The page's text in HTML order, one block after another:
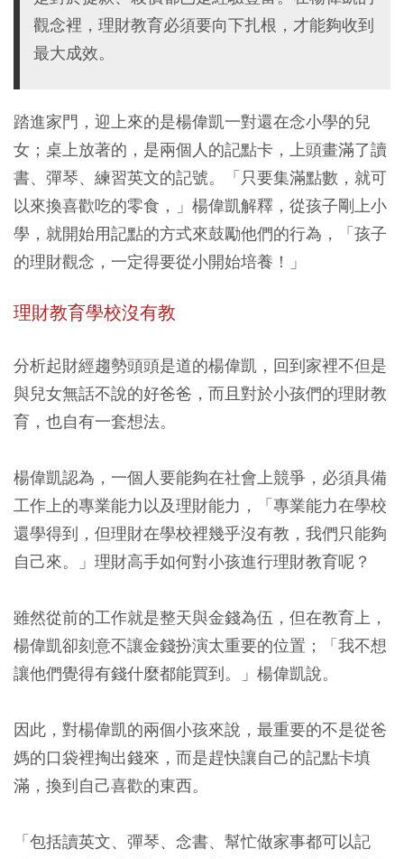
觀念裡，理財教育必須要向下扎根，才能夠收到
最大成效。
踏進家門，迎上來的是楊偉凱一對還在念小學的兒
女；桌上放著的，是兩個人的記點卡，上頭畫滿了讀
書、彈琴、練習英文的記號。「只要集滿點數，就可
以來換喜歡吃的零食，」楊偉凱解釋，從孩子剛上小
學，就開始用記點的方式來鼓勵他們的行為，「孩子
的理財觀念，一定得要從小開始培養！」
理財教育學校沒有教
分析起財經趨勢頭頭是道的楊偉凱，回到家裡不但是
與兒女無話不說的好爸爸，而且對於小孩們的理財教
育，也自有一套想法。
楊偉凱認為，一個人要能夠在社會上競爭，必須具備
工作上的專業能力以及理財能力，「專業能力在學校
還學得到，但理財在學校裡幾乎沒有教，我們只能夠
自己來。」理財高手如何對小孩進行理財教育呢？
雖然從前的工作就是整天與金錢為伍，但在教育上，
楊偉凱卻刻意不讓金錢扮演太重要的位置；「我不想
讓他們覺得有錢什麼都能買到。」楊偉凱說。
因此，對楊偉凱的兩個小孩來說，最重要的不是從爸
媽的口袋裡掏出錢來，而是趕快讓自己的記點卡填
滿，換到自己喜歡的東西。
「包括讀英文、彈琴、念書、幫忙做家事都可以記